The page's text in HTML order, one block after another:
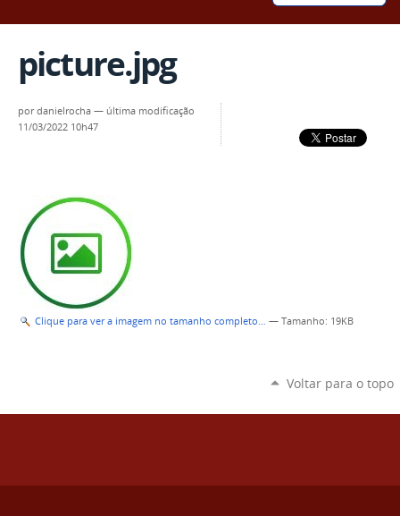
picture.jpg
pordanielrocha — última modificação
11/03/2022 10h47
Clique para ver a imagem no tamanho completo… — Tamanho: 19KB
Voltar para o topo